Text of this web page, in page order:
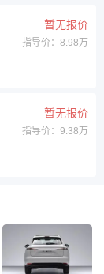
暂无报价
指导价：8.98万
暂无报价
指导价：9.38万